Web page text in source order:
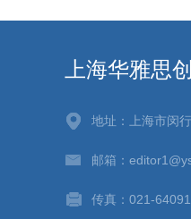
上海华雅思
地址：上海市闵
邮箱：
传真：021-